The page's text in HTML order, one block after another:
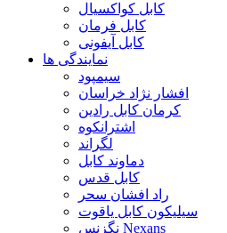
کابل کواکسیال
کابل فرمان
کابل آیفونی
نمایندگی ها
سیمپود
افشار نژاد خراسان
کرمان کابل رادین
اشترانکوه
لگراند
دماوند کابل
کابل قدس
راد افشان سحر
سیلیکون کابل یاقوت
نگزنس Nexans